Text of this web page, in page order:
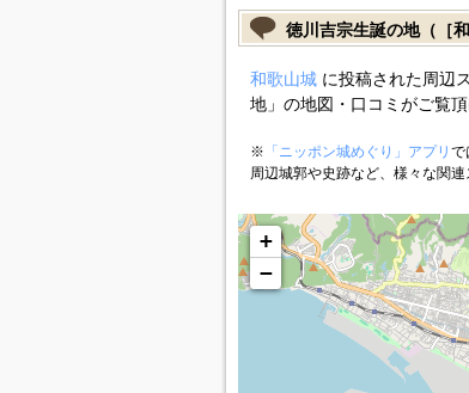
徳川吉宗生誕の地（［
和歌山城に投稿された周辺
地」の地図・口コミがご覧頂
※ 「ニッポン城めぐり」アプリ で
周辺城郭や史跡など、様々な関連
+
−